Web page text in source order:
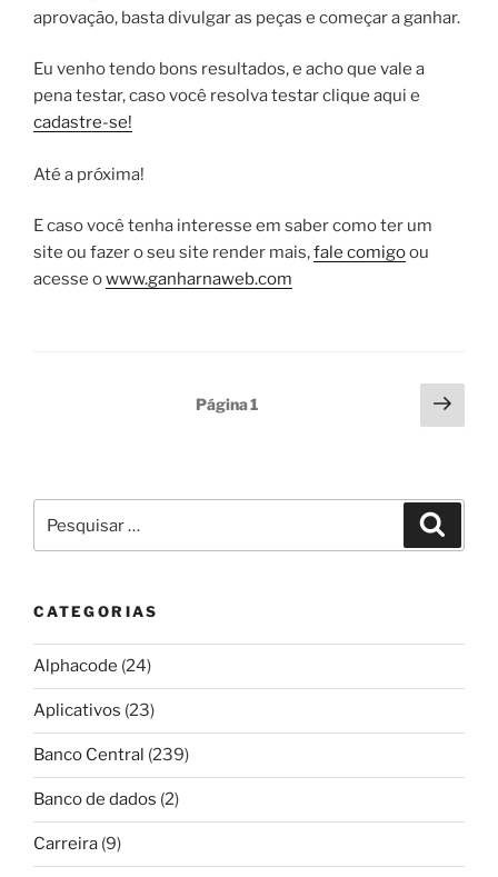
aprovação, basta divulgar as peças e começar a ganhar.
Eu venho tendo bons resultados, e acho que vale a
pena testar, caso você resolva testar clique aqui e
cadastre-se!
Até a próxima!
E caso você tenha interesse em saber como ter um
site ou fazer o seu site render mais,fale comigoou
acesse owww.ganharnaweb.com
Página1
por:
CATEGORIAS
Alphacode (24)
Aplicativos (23)
Banco Central (239)
Banco de dados (2)
Carreira (9)